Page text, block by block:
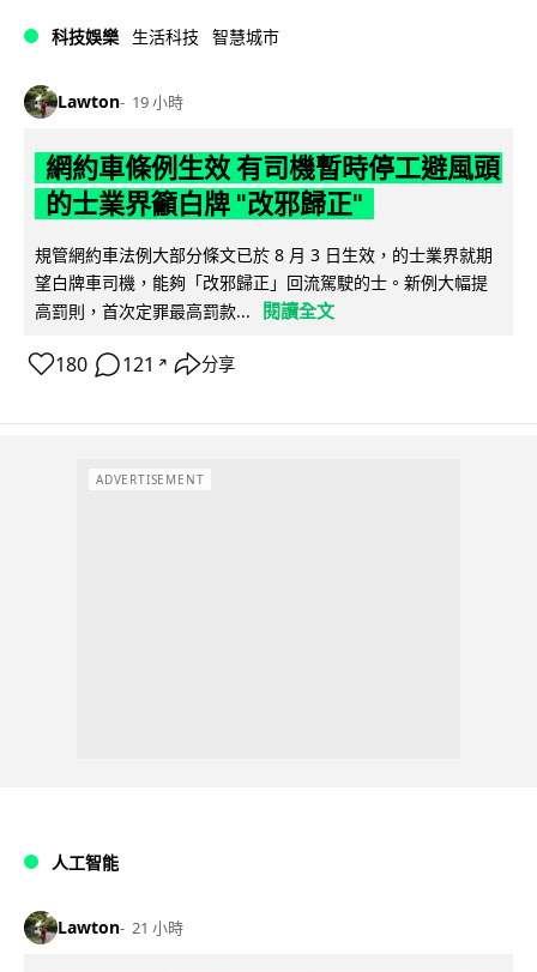
科技娛樂 生活科技 智慧城市
Lawton 19 小時
網約車條例生效 有司機暫時停工避風頭
的士業界籲白牌 "改邪歸正"
規管網約車法例大部分條文已於 8 月 3 日生效，的士業界就期
望白牌車司機，能夠「改邪歸正」回流駕駛的士。新例大幅提
高罰則，首次定罪最高罰款...
閱讀全文
180 121 ↗ 分享
ADVERTISEMENT
人工智能
Lawton 21 小時